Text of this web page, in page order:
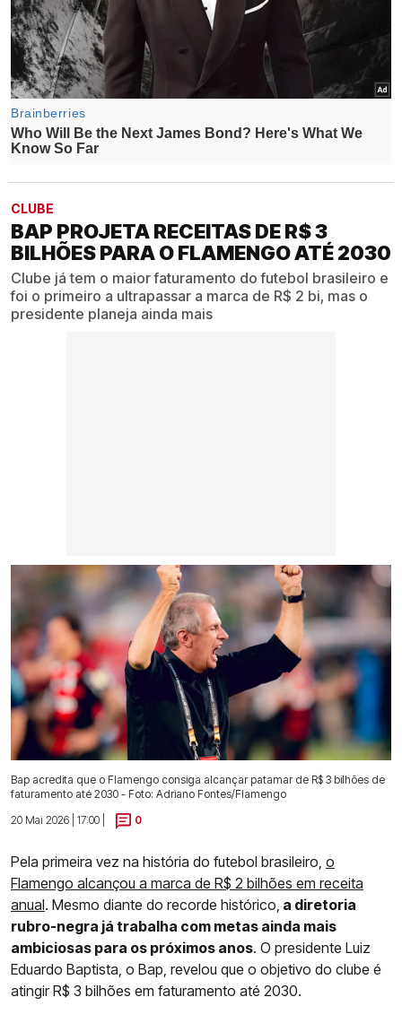
CLUBE
BAP PROJETA RECEITAS DE R$ 3
BILHÕES PARA O FLAMENGO ATÉ 2030
Clube já tem o maior faturamento do futebol brasileiro e
foi o primeiro a ultrapassar a marca de R$ 2 bi, mas o
presidente planeja ainda mais
Bap acredita que o Flamengo consiga alcançar patamar de R$ 3 bilhões de
faturamento até 2030 - Foto: Adriano Fontes/Flamengo
20 Mai 2026 | 17:00 |
0
Pela primeira vez na história do futebol brasileiro, o
Flamengo alcançou a marca de R$ 2 bilhões em receita
anual. Mesmo diante do recorde histórico, a diretoria
rubro-negra já trabalha com metas ainda mais
ambiciosas para os próximos anos. O presidente Luiz
Eduardo Baptista, o Bap, revelou que o objetivo do clube é
atingir R$ 3 bilhões em faturamento até 2030.